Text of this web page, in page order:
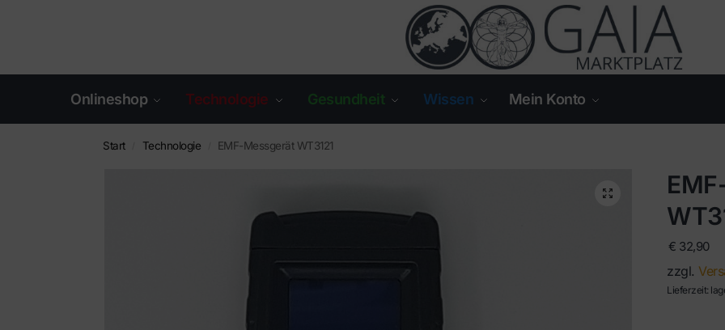
Onlineshop Technologie Gesundheit Wissen Mein Konto
Start Technologie EMF-Messgerät WT3121
€ 32,90
zzgl.
Lieferzeit: